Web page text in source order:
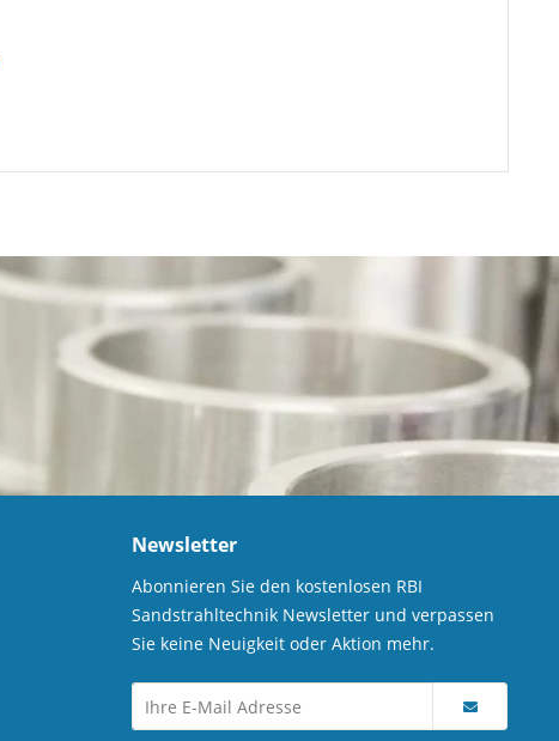
Newsletter
Abonnieren Sie den kostenlosen RBI
Sandstrahltechnik Newsletter und verpassen
Sie keine Neuigkeit oder Aktion mehr.